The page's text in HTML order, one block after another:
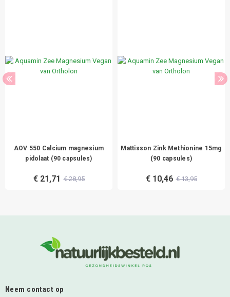
AOV 550 Calcium magnesium
pidolaat (90 capsules)
€ 21,71 € 28,95
Mattisson Zink Methionine 15mg
(90 capsules)
€ 10,46 € 13,95
Neem contact op